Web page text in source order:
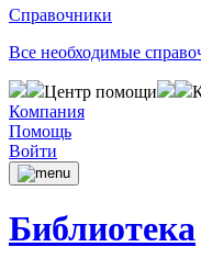
Справочники
Все необходимые
Центр помощи
Компания
Помощь
Войти
Библиотека